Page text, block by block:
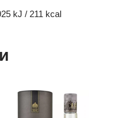
kJ / 211 kcal